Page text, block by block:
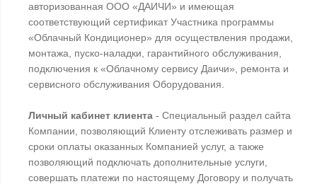
авторизованная ООО «ДАИЧИ» и имеющая
соответствующий сертификат Участника программы
«Облачный Кондиционер» для осуществления продажи,
монтажа, пуско-наладки, гарантийного обслуживания,
подключения к «Облачному сервису Даичи», ремонта и
сервисного обслуживания Оборудования.
Личный кабинет клиента - Специальный раздел сайта
Компании, позволяющий Клиенту отслеживать размер и
сроки оплаты оказанных Компанией услуг, а также
позволяющий подключать дополнительные услуги,
совершать платежи по настоящему Договору и получать